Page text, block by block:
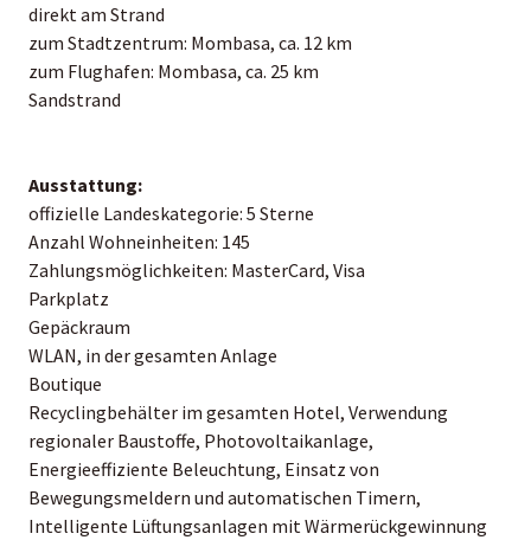
direkt am Strand
zum Stadtzentrum: Mombasa, ca. 12 km
zum Flughafen: Mombasa, ca. 25 km
Sandstrand
Ausstattung:
offizielle Landeskategorie: 5 Sterne
Anzahl Wohneinheiten: 145
Zahlungsmöglichkeiten: MasterCard, Visa
Parkplatz
Gepäckraum
WLAN, in der gesamten Anlage
Boutique
Recyclingbehälter im gesamten Hotel, Verwendung
regionaler Baustoffe, Photovoltaikanlage,
Energieeffiziente Beleuchtung, Einsatz von
Bewegungsmeldern und automatischen Timern,
Intelligente Lüftungsanlagen mit Wärmerückgewinnung